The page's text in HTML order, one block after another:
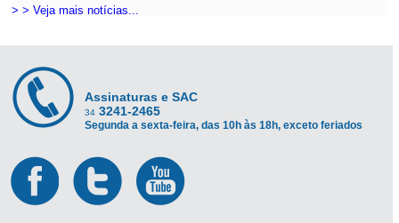
> > Veja mais notícias...
Assinaturas e SAC
34 3241-2465
Segunda a sexta-feira, das 10h às 18h, exceto feriados